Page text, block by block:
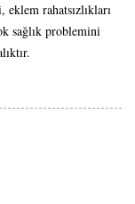
rahatsızlıkları
sağlık problemini